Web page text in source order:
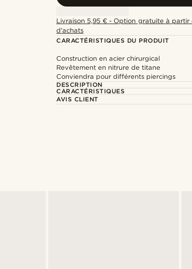
Livraison 5,95 € - Option gratuite à partir
d'achats
CARACTÉRISTIQUES DU PRODUIT
Construction en acier chirurgical
Revêtement en nitrure de titane
Conviendra pour différents piercings
DESCRIPTION
CARACTÉRISTIQUES
AVIS CLIENT